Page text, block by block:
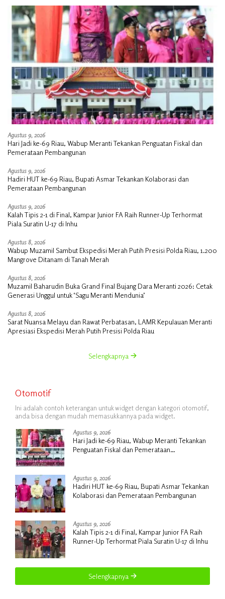
Agustus 9, 2026
Hari Jadi ke-69 Riau, Wabup Meranti Tekankan Penguatan Fiskal dan
Pemerataan Pembangunan
Agustus 9, 2026
Hadiri HUT ke-69 Riau, Bupati Asmar Tekankan Kolaborasi dan
Pemerataan Pembangunan
Agustus 9, 2026
Kalah Tipis 2-1 di Final, Kampar Junior FA Raih Runner-Up Terhormat
Piala Suratin U-17 di Inhu
Agustus 8, 2026
Wabup Muzamil Sambut Ekspedisi Merah Putih Presisi Polda Riau, 1.200
Mangrove Ditanam di Tanah Merah
Agustus 8, 2026
Muzamil Baharudin Buka Grand Final Bujang Dara Meranti 2026: Cetak
Generasi Unggul untuk ‘Sagu Meranti Mendunia’
Agustus 8, 2026
Sarat Nuansa Melayu dan Rawat Perbatasan, LAMR Kepulauan Meranti
Apresiasi Ekspedisi Merah Putih Presisi Polda Riau
Selengkapnya
Otomotif
Ini adalah contoh keterangan untuk widget dengan kategori otomotif,
anda bisa dengan mudah memasukkannya pada widget.
Agustus 9, 2026
Hari Jadi ke-69 Riau, Wabup Meranti Tekankan
Penguatan Fiskal dan Pemerataan
Agustus 9, 2026
Hadiri HUT ke-69 Riau, Bupati Asmar Tekankan
Kolaborasi dan Pemerataan Pembangunan
Agustus 9, 2026
Kalah Tipis 2-1 di Final, Kampar Junior FA Raih
Runner-Up Terhormat Piala Suratin U-17 di Inhu
Selengkapnya